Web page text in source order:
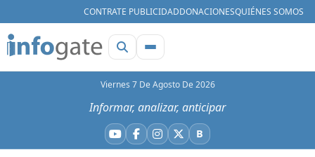
CONTRATE PUBLICIDADDONACIONESQUIÉNES SOMOS
Viernes 7 De Agosto De 2026
Informar, analizar, anticipar
YouTube
Facebook
Instagram
X BBluesky